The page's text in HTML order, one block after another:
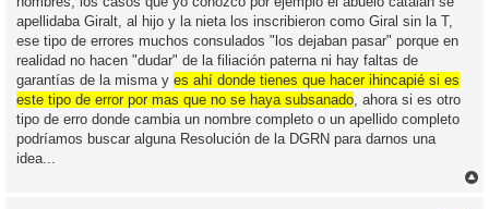
apellidaba Giralt, al hijo y la nieta los inscribieron como Giral sin la T,
ese tipo de errores muchos consulados "los dejaban pasar" porque en
realidad no hacen "dudar" de la filiación paterna ni hay faltas de
garantías de la misma y es ahí donde tienes que hacer ihincapié si es
este tipo de error por mas que no se haya subsanado , ahora si es otro
tipo de erro donde cambia un nombre completo o un apellido completo
podríamos buscar alguna Resolución de la DGRN para darnos una
idea...